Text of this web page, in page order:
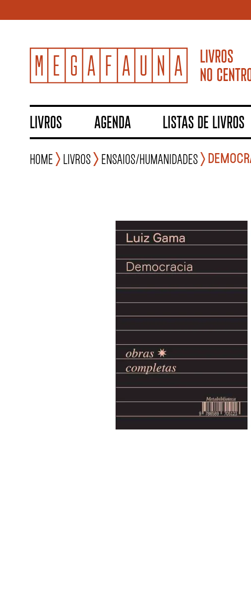
LIVROS AGENDA LISTAS DE LIVROS
Home Livros Ensaios/Humanidades